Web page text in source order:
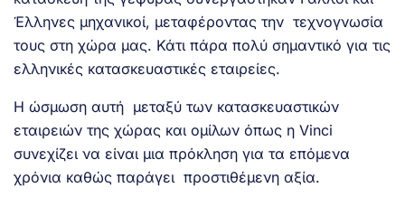
Έλληνες μηχανικοί, μεταφέροντας την τεχνογνωσία
τους στη χώρα μας. Κάτι πάρα πολύ σημαντικό για τις
ελληνικές κατασκευαστικές εταιρείες.
Η ώσμωση αυτή μεταξύ των κατασκευαστικών
εταιρειών της χώρας και ομίλων όπως η Vinci
συνεχίζει να είναι μια πρόκληση για τα επόμενα
χρόνια καθώς παράγει προστιθέμενη αξία.